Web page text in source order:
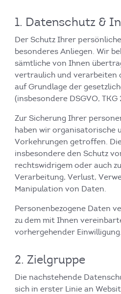
1. Datenschutz &
Der Schutz Ihrer
besonderes Anliegen. Wir
sämtliche von Ihnen
vertraulich und verarbeiten
auf Grundlage der
(insbesondere DSGVO, TKG
Zur Sicherung Ihrer
haben wir organisatorische
Vorkehrungen getroffen.
insbesondere den Schutz
rechtswidrigem oder auch
Verarbeitung, Verlust,
Manipulation von Daten.
Personenbezogene Daten
zu dem mit Ihnen
vorhergehender Einwilligung.
2. Zielgruppe
Die nachstehende
sich in erster Linie an